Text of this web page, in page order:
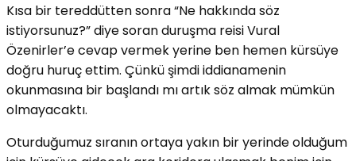
Kısa bir tereddütten sonra “Ne hakkında söz
istiyorsunuz?” diye soran duruşma reisi Vural
Özenirler’e cevap vermek yerine ben hemen kürsüye
doğru huruç ettim. Çünkü şimdi iddianamenin
okunmasına bir başlandı mı artık söz almak mümkün
olmayacaktı.
Oturduğumuz sıranın ortaya yakın bir yerinde olduğum